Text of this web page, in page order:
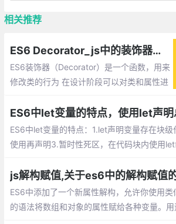
相关推荐
ES6 Decorator_js中的装饰器函数
ES6装饰器（Decorator）是一个函数，用来
修改类的行为 在设计阶段可以对类和属性进
大作用是修改预定义好的逻辑，或者给各种
结构添加一些元数据。
ES6中let变量的特点，使用let声明
ES6中let变量的特点：1.let声明变量存在块
使用再声明3.暂时性死区，在代码块内使用let
js解构赋值,关于es6中的解构赋值
ES6中添加了一个新属性解构，允许你使用
的语法将数组和对象的属性赋给各种变量。用